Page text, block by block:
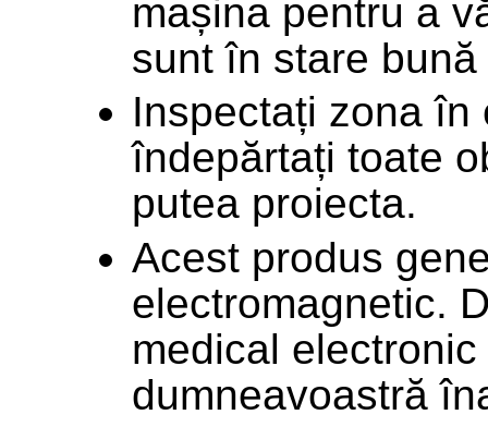
mașina pentru a
sunt în stare
Inspectați zona în
îndepărtați toate
putea proiecta.
Acest produs
electromagnetic.
medical
dumneavoastră